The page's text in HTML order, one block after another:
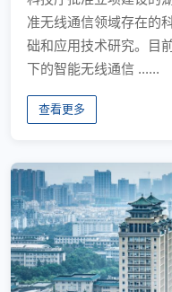
准无线通信领域存在的
础和应用技术研究。目
下的智能无线通信 ......
查看更多